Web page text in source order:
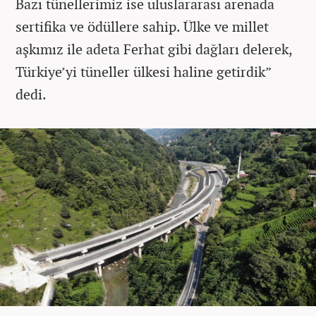
Bazı tünellerimiz ise uluslararası arenada
sertifika ve ödüllere sahip. Ülke ve millet
aşkımız ile adeta Ferhat gibi dağları delerek,
Türkiye’yi tüneller ülkesi haline getirdik”
dedi.